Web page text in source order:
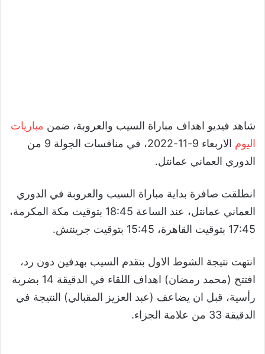
شاهد فيديو اهداف مباراة السيب والعروبة، ضمن مباريات
اليوم
الاربعاء 9-11-2022، في منافسات الجولة 9 من
الدوري العماني عمانتل.
انطلقت صافرة بداية مباراة السيب والعروبة في الدوري
العماني عمانتل، عند الساعة 18:45 بتوقيت مكة المكرمة،
17:45 بتوقيت القاهرة، 15:45 بتوقيت جرينتش.
انتهت نتيجة الشوط الاول بتقدم السيب بهدفين دون رد،
افتتح (محمد رمضان) اهداف اللقاء في الدقيقة 14 بضربة
رأسية، قبل ان يضاعف (عبد العزيز المقبالي) النتيجة في
الدقيقة 33 من علامة الجزاء.